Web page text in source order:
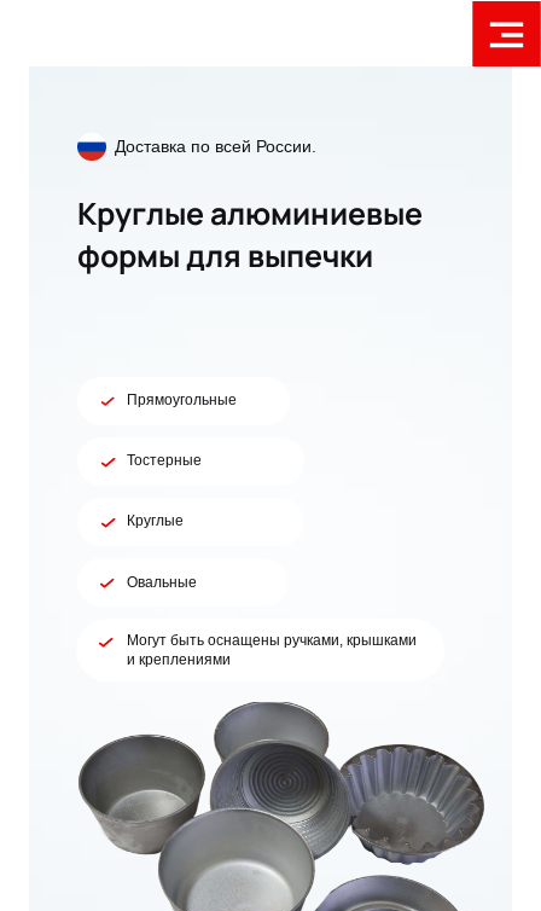
Круглые алюминиевые
формы для выпечки
Прямоугольные
Доставка по всей России.
Овальные
Тостерные
Могут быть оснащены ручками, крышками
и креплениями
Круглые